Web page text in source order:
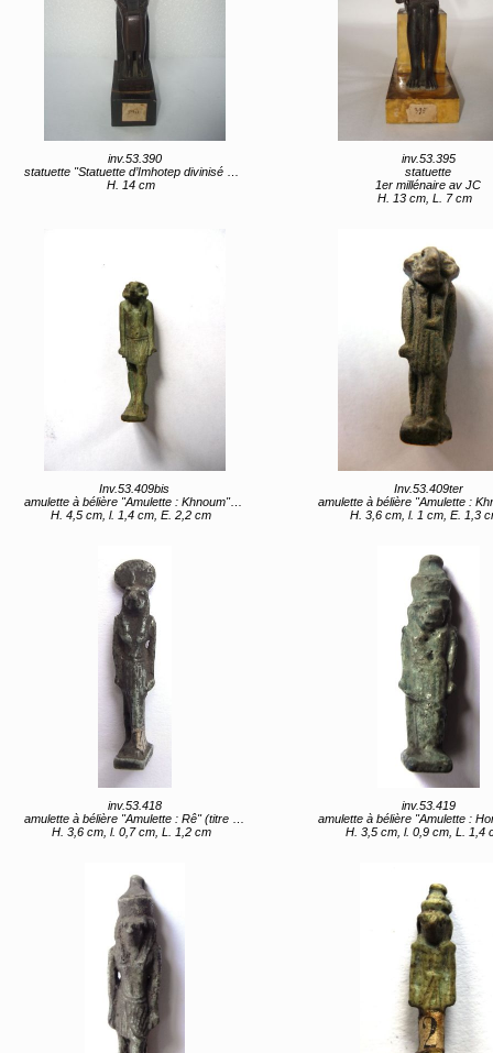
inv.53.390
statuette "Statuette d’Imhotep divinisé assis" (titre d'usage)
H. 14 cm
inv.53.395
statuette
1er millénaire av JC
H. 13 cm, L. 7 cm
Inv.53.409bis
amulette à bélière "Amulette : Khnoum" (titre d'usage)
H. 4,5 cm, l. 1,4 cm, E. 2,2 cm
Inv.53.409ter
amulette à bélière "Amulette : Khnoum" (titre
H. 3,6 cm, l. 1 cm, E. 1,3
inv.53.418
amulette à bélière "Amulette : Rê" (titre d'usage)
H. 3,6 cm, l. 0,7 cm, L. 1,2 cm
inv.53.419
amulette à bélière "Amulette : Horus" (titre
H. 3,5 cm, l. 0,9 cm, L. 1,4